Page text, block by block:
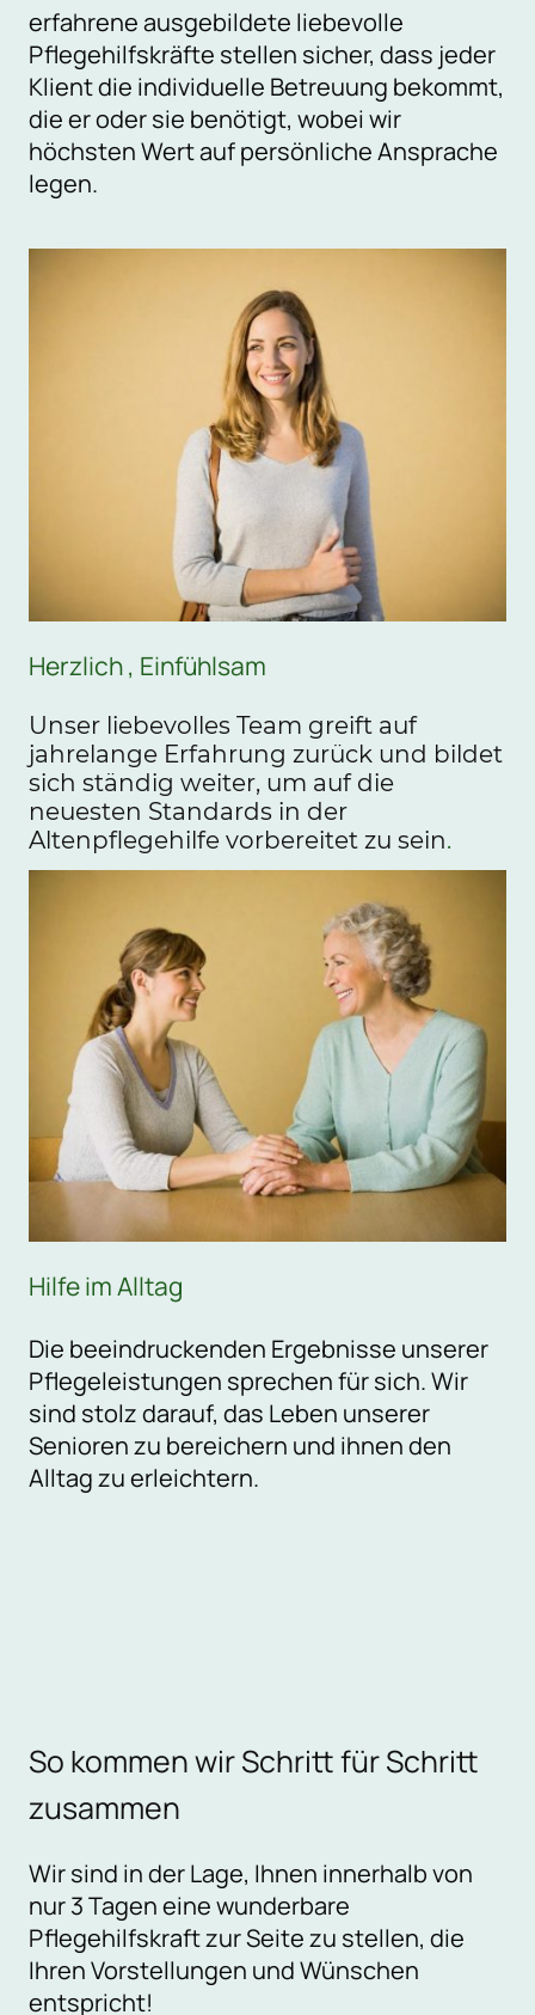
erfahrene ausgebildete liebevolle
Pflegehilfskräfte stellen sicher, dass jeder
Klient die individuelle Betreuung bekommt,
die er oder sie benötigt, wobei wir
höchsten Wert auf persönliche Ansprache
legen.
Herzlich , Einfühlsam
Unser liebevolles Team greift auf
jahrelange Erfahrung zurück und bildet
sich ständig weiter, um auf die
neuesten Standards in der
Altenpflegehilfe vorbereitet zu sein.
Hilfe im Alltag
Die beeindruckenden Ergebnisse unserer
Pflegeleistungen sprechen für sich. Wir
sind stolz darauf, das Leben unserer
Senioren zu bereichern und ihnen den
Alltag zu erleichtern.
So kommen wir Schritt für Schritt
zusammen
Wir sind in der Lage, Ihnen innerhalb von
nur 3 Tagen eine wunderbare
Pflegehilfskraft zur Seite zu stellen, die
Ihren Vorstellungen und Wünschen
entspricht!